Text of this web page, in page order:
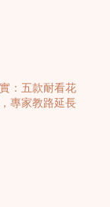
：五款耐看花
專家教路延長